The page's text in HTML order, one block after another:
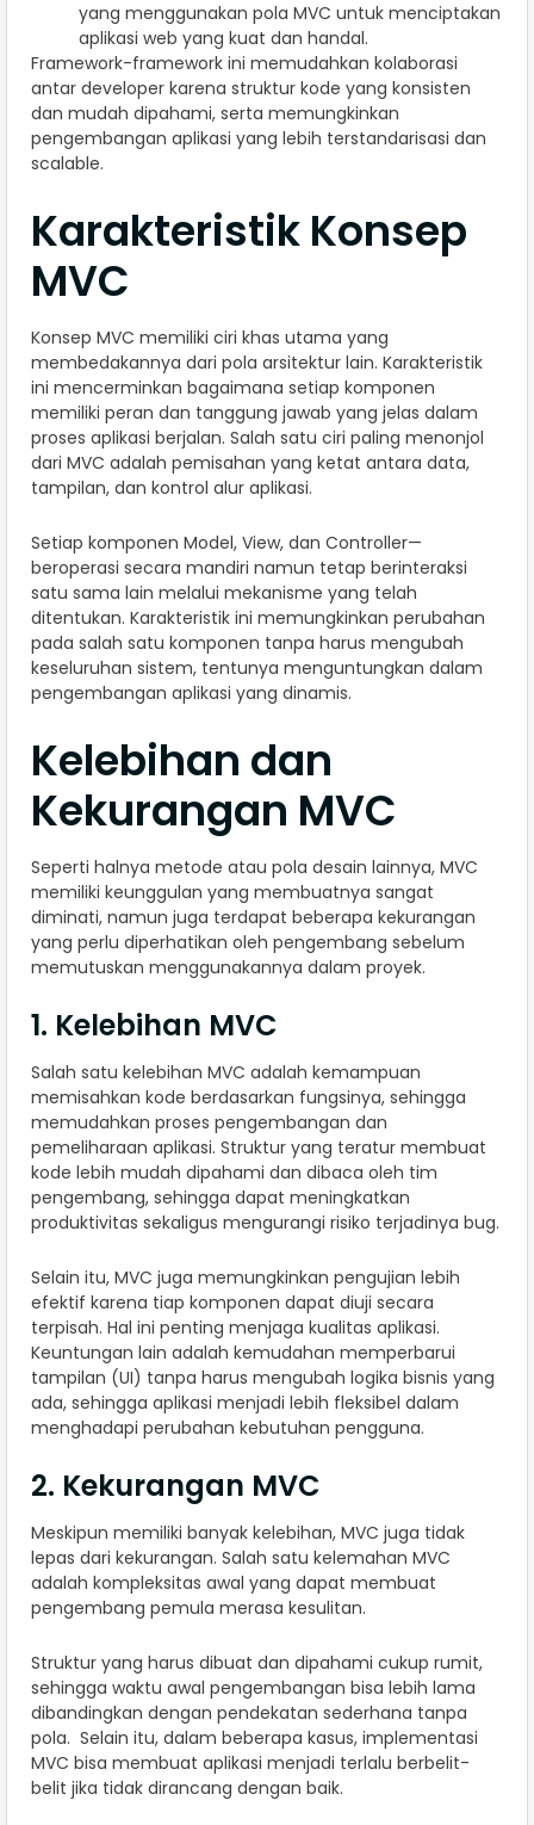
yang menggunakan pola MVC untuk menciptakan
aplikasi web yang kuat dan handal.
Framework-framework ini memudahkan kolaborasi
antar developer karena struktur kode yang konsisten
dan mudah dipahami, serta memungkinkan
pengembangan aplikasi yang lebih terstandarisasi dan
scalable.
Karakteristik Konsep
MVC
Konsep MVC memiliki ciri khas utama yang
membedakannya dari pola arsitektur lain. Karakteristik
ini mencerminkan bagaimana setiap komponen
memiliki peran dan tanggung jawab yang jelas dalam
proses aplikasi berjalan. Salah satu ciri paling menonjol
dari MVC adalah pemisahan yang ketat antara data,
tampilan, dan kontrol alur aplikasi.
Setiap komponen Model, View, dan Controller—
beroperasi secara mandiri namun tetap berinteraksi
satu sama lain melalui mekanisme yang telah
ditentukan. Karakteristik ini memungkinkan perubahan
pada salah satu komponen tanpa harus mengubah
keseluruhan sistem, tentunya menguntungkan dalam
pengembangan aplikasi yang dinamis.
Kelebihan dan
Kekurangan MVC
Seperti halnya metode atau pola desain lainnya, MVC
memiliki keunggulan yang membuatnya sangat
diminati, namun juga terdapat beberapa kekurangan
yang perlu diperhatikan oleh pengembang sebelum
memutuskan menggunakannya dalam proyek.
1. Kelebihan MVC
Salah satu kelebihan MVC adalah kemampuan
memisahkan kode berdasarkan fungsinya, sehingga
memudahkan proses pengembangan dan
pemeliharaan aplikasi. Struktur yang teratur membuat
kode lebih mudah dipahami dan dibaca oleh tim
pengembang, sehingga dapat meningkatkan
produktivitas sekaligus mengurangi risiko terjadinya bug.
Selain itu, MVC juga memungkinkan pengujian lebih
efektif karena tiap komponen dapat diuji secara
terpisah. Hal ini penting menjaga kualitas aplikasi.
Keuntungan lain adalah kemudahan memperbarui
tampilan (UI) tanpa harus mengubah logika bisnis yang
ada, sehingga aplikasi menjadi lebih fleksibel dalam
menghadapi perubahan kebutuhan pengguna.
2. Kekurangan MVC
Meskipun memiliki banyak kelebihan, MVC juga tidak
lepas dari kekurangan. Salah satu kelemahan MVC
adalah kompleksitas awal yang dapat membuat
pengembang pemula merasa kesulitan.
Struktur yang harus dibuat dan dipahami cukup rumit,
sehingga waktu awal pengembangan bisa lebih lama
dibandingkan dengan pendekatan sederhana tanpa
pola. Selain itu, dalam beberapa kasus, implementasi
MVC bisa membuat aplikasi menjadi terlalu berbelit-
belit jika tidak dirancang dengan baik.